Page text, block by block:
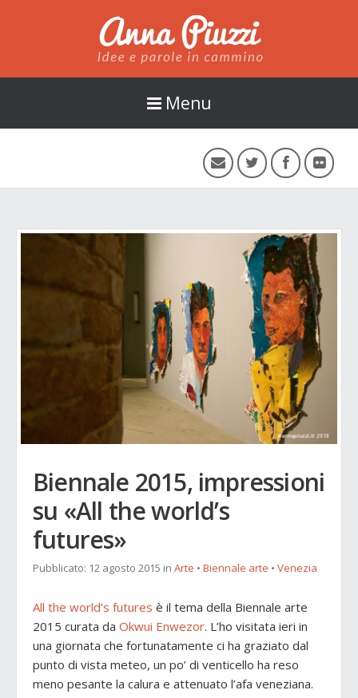
Anna Piuzzi
Menu
Biennale 2015, impressioni
su «All the world’s
futures»
Pubblicato: 12 agosto 2015 in Arte • Biennale arte • Venezia
All the world’s futures è il tema della Biennale arte
2015 curata da Okwui Enwezor. L’ho visitata ieri in
una giornata che fortunatamente ci ha graziato dal
punto di vista meteo, un po’ di venticello ha reso
meno pesante la calura e attenuato l’afa veneziana.